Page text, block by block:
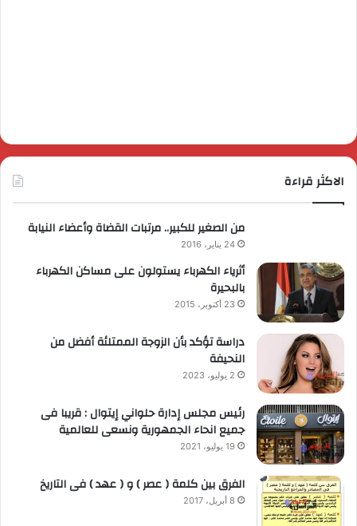
الاكثر قراءة
من الصغير للكبير.. مرتبات القضاة وأعضاء النيابة
24 يناير، 2016
أثرياء الكهرباء يستولون على مساكن الكهرباء
بالبحيرة
23 أكتوبر، 2015
دراسة تؤكد بأن الزوجة الممتلئة أفضل من
النحيفة
2 يوليو، 2023
رئيس مجلس إدارة حلواني إيتوال : قريبا فى
جميع انحاء الجمهورية ونسعى للعالمية
19 يوليو، 2021
الفرق بين كلمة ( عصر ) و ( عهد ) فى التاريخ
8 أبريل، 2017